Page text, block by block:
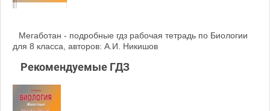
Мегаботан - подробные гдз рабочая тетрадь по Биологии
для 8 класса, авторов: А.И. Никишов
Рекомендуемые ГДЗ